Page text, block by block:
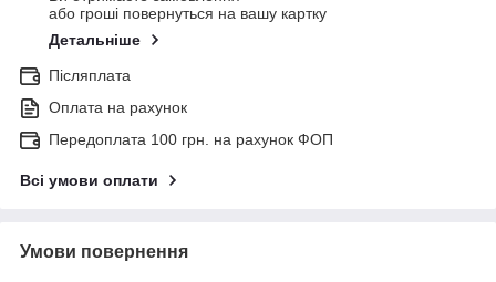
або гроші повернуться на вашу картку
Детальніше
Післяплата
Оплата на рахунок
Передоплата 100 грн. на рахунок ФОП
Всі умови оплати
Умови повернення